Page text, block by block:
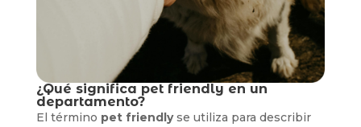
¿Qué significa pet friendly en un
departamento?
El término pet friendlyse utiliza para describir